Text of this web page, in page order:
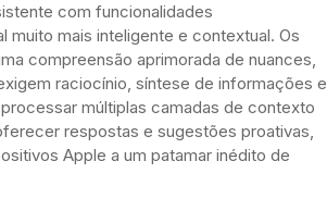
com funcionalidades
mais inteligente e contextual. Os
compreensão aprimorada de nuances,
raciocínio, síntese de informações e
múltiplas camadas de contexto
respostas e sugestões proativas,
Apple a um patamar inédito de